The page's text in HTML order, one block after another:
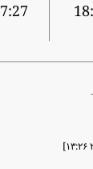
7:27 ~ 18:11